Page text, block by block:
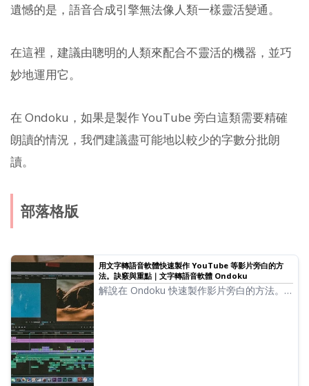
遺憾的是，語音合成引擎無法像人類一樣靈活變通。
在這裡，建議由聰明的人類來配合不靈活的機器，並巧
妙地運用它。
在 Ondoku，如果是製作 YouTube 旁白這類需要精確
朗讀的情況，我們建議盡可能地以較少的字數分批朗
讀。
部落格版
用文字轉語音軟體快速製作 YouTube 等影片旁白的方
法。訣竅與重點｜文字轉語音軟體 Ondoku
解說在 Ondoku 快速製作影片旁白的方法。